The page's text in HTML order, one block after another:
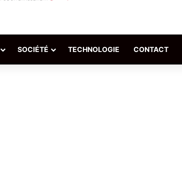
SOCIÉTÉ TECHNOLOGIE CONTACT